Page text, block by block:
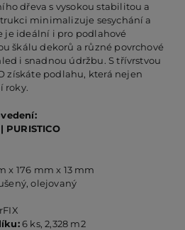
dřeva s vysokou stabilitou a
minimalizuje sesychání a
je ideální i pro podlahové
škálu dekorů a různé povrchové
i snadnou údržbu. S třívrstvou
získáte podlahu, která nejen
roky.
PURISTICO
x 176 mm x 13 mm
olejovaný
6 ks, 2,328 m2